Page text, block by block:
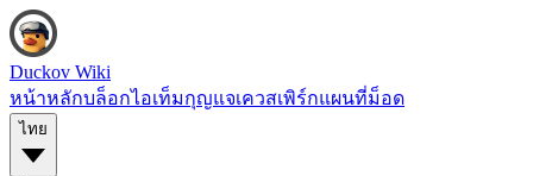
Duckov Wiki
หน้าหลักบล็อกไอเท็มกุญแจเควสเพิร์กแผนที่ม็อด
ไทย